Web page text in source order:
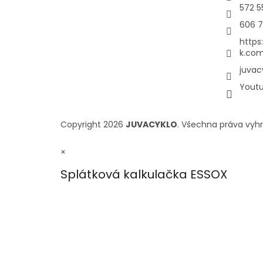
572
606
Copyright 2026 JUVACYKLO. Všechna práva
×
Splátková kalkulačka ESSOX